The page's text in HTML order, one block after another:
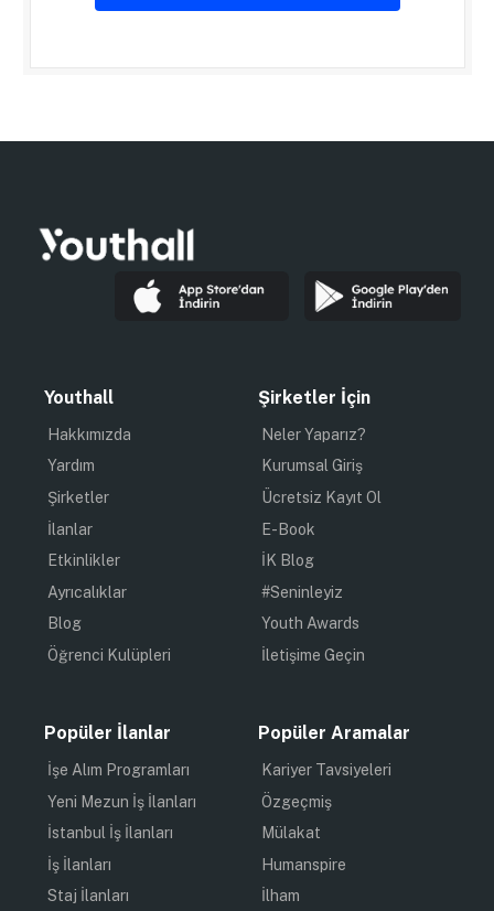
Youthall
Hakkımızda
Yardım
Şirketler
İlanlar
Etkinlikler
Ayrıcalıklar
Blog
Öğrenci Kulüpleri
Şirketler İçin
Neler Yaparız?
Kurumsal Giriş
Ücretsiz Kayıt Ol
E-Book
İK Blog
#Seninleyiz
Youth Awards
İletişime Geçin
Popüler İlanlar
İşe Alım Programları
Yeni Mezun İş İlanları
İstanbul İş İlanları
İş İlanları
Staj İlanları
Popüler Aramalar
Kariyer Tavsiyeleri
Özgeçmiş
Mülakat
Humanspire
İlham